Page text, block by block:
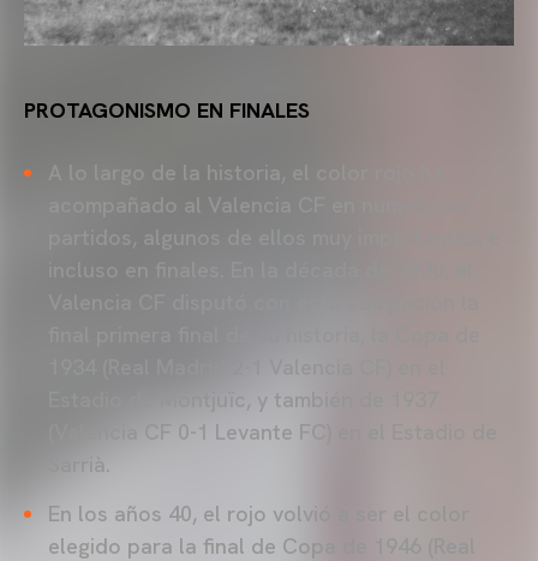
PROTAGONISMO EN FINALES
A lo largo de la historia, el color rojo ha
acompañado al Valencia CF en numerosos
Estadio de Montjuïc, y también de 1937
(Valencia CF 0-1 Levante FC) en el Estadio de
Sarrià.
En los años 40, el rojo volvió a ser el color
elegido para la final de Copa de 1946 (Real